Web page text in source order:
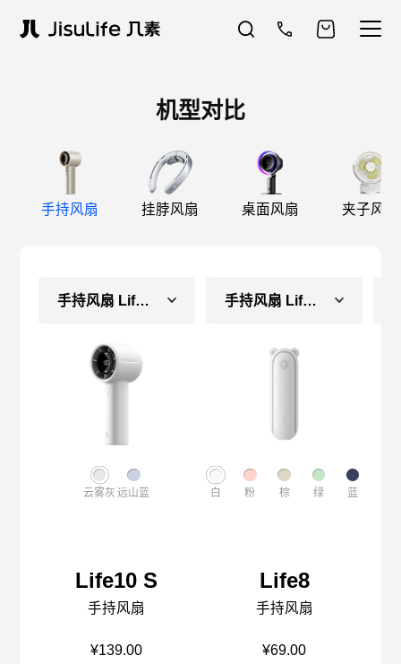
机型对比
手持风扇 挂脖风扇 桌面风扇 夹子风扇
手持风扇 Life10S
云雾灰 远山蓝
Life10 S
手持风扇
¥139.00
手持风扇 Life8（常规款）
白 粉 棕 绿 蓝
Life8
手持风扇
¥69.00